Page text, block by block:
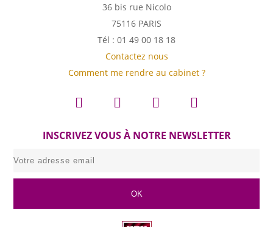
36 bis rue Nicolo
75116 PARIS
Tél : 01 49 00 18 18
Contactez nous
Comment me rendre au cabinet ?
INSCRIVEZ VOUS À NOTRE NEWSLETTER